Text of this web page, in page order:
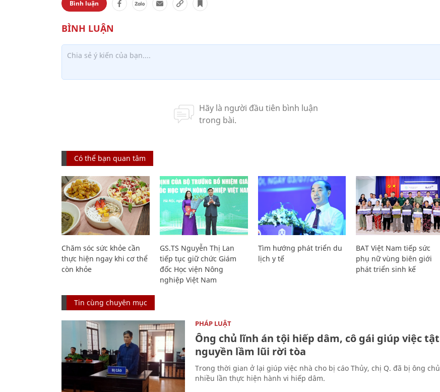
Bình luận
Có thể bạn quan tâm
Chăm sóc sức khỏe cần
thực hiện ngay khi cơ thể
còn khỏe
GS.TS Nguyễn Thị Lan
tiếp tục giữ chức Giám
đốc Học viện Nông
nghiệp Việt Nam
Tìm hướng phát triển du
lịch y tế
BAT Việt Nam tiếp sức
phụ nữ vùng biên giới
phát triển sinh kế
Tin cùng chuyên mục
PHÁP LUẬT
Ông chủ lĩnh án tội hiếp dâm, cô gái giúp việc tật
nguyền lầm lũi rời tòa
Trong thời gian ở lại giúp việc nhà cho bị cáo Thủy, chị Q. đã bị ông chủ
nhiều lần thực hiện hành vi hiếp dâm.